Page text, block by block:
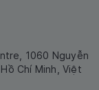
1060 Nguyễn
Chí Minh, Việt